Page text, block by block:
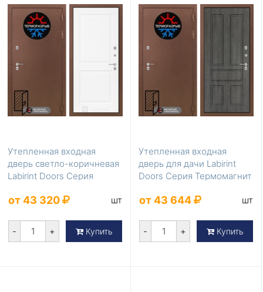
Утепленная входная
дверь светло-коричневая
Labirint Doors Серия
от 43 320 шт
- + Купить
Утепленная входная
дверь для дачи Labirint
Doors Серия Термомагнит
от 43 644 шт
- + Купить